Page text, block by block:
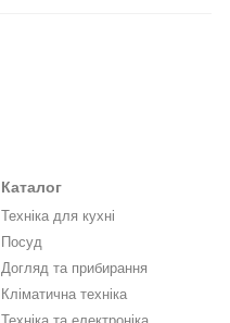
Каталог
Техніка для кухні
Посуд
Догляд та прибирання
Кліматична техніка